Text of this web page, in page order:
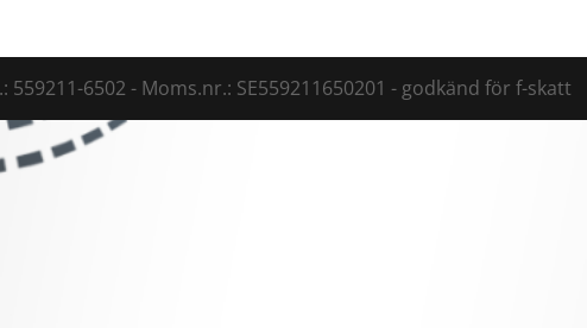
6502 - Moms.nr.: SE559211650201 - godkänd för f-skatt